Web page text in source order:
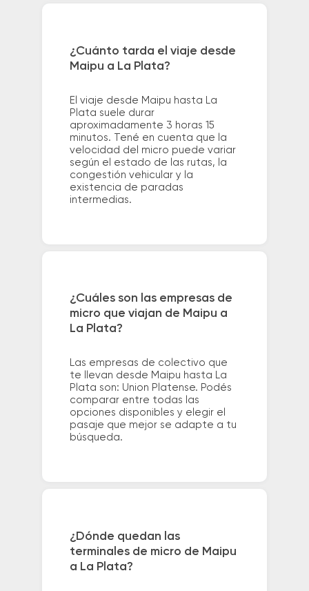
¿Cuánto tarda el viaje desde
Maipu a La Plata?
El viaje desde Maipu hasta La
Plata suele durar
aproximadamente 3 horas 15
minutos. Tené en cuenta que la
velocidad del micro puede variar
según el estado de las rutas, la
congestión vehicular y la
existencia de paradas
intermedias.
¿Cuáles son las empresas de
micro que viajan de Maipu a
La Plata?
Las empresas de colectivo que
te llevan desde Maipu hasta La
Plata son: Union Platense. Podés
comparar entre todas las
opciones disponibles y elegir el
pasaje que mejor se adapte a tu
búsqueda.
¿Dónde quedan las
terminales de micro de Maipu
a La Plata?